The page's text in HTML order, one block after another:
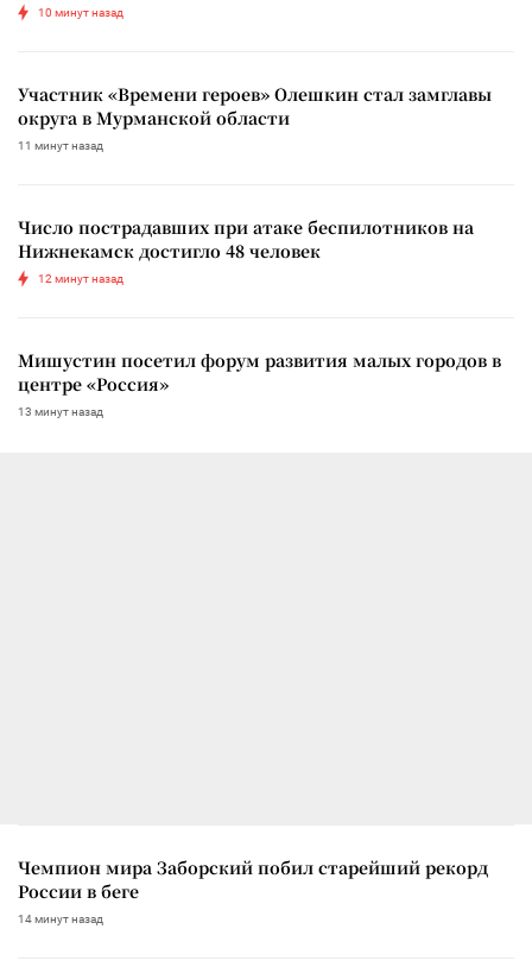
10 минут назад
Участник «Времени героев» Олешкин стал замглавы
округа в Мурманской области
11 минут назад
Число пострадавших при атаке беспилотников на
Нижнекамск достигло 48 человек
12 минут назад
Мишустин посетил форум развития малых городов в
центре «Россия»
13 минут назад
Чемпион мира Заборский побил старейший рекорд
России в беге
14 минут назад